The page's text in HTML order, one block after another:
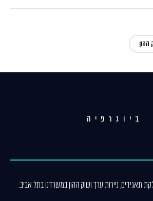
ההון
ביוגרפיה
תאגידים, ניירות ערך ושוק ההון במשרדנו בתל אביב.